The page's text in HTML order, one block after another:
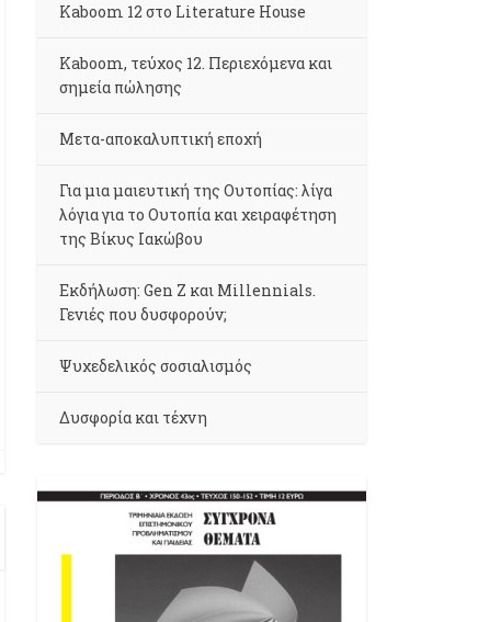
Kaboom 12 στο Literature House
Kaboom, τεύχος 12. Περιεχόμενα και
σημεία πώλησης
Μετα-αποκαλυπτική εποχή
Για μια μαιευτική της Ουτοπίας: λίγα
λόγια για το Ουτοπία και χειραφέτηση
της Βίκυς Ιακώβου
Εκδήλωση: Gen Z και Millennials.
Γενιές που δυσφορούν;
Ψυχεδελικός σοσιαλισμός
Δυσφορία και τέχνη